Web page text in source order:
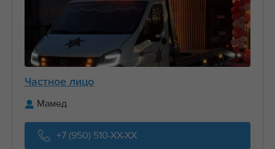
Частное лицо
Мамед
+7 (950) 510-XX-XX